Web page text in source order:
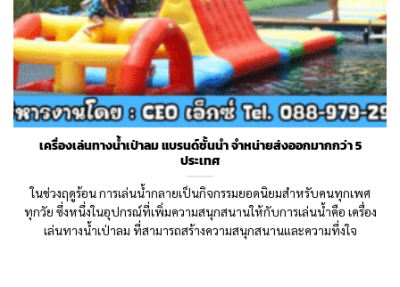
เครื่องเล่นทางน้ำเป่าลม แบรนด์ชั้นนำ จำหน่ายส่งออกมากกว่า 5
ประเทศ
ในช่วงฤดูร้อน การเล่นน้ำกลายเป็นกิจกรรมยอดนิยมสำหรับคนทุกเพศ
ทุกวัย ซึ่งหนึ่งในอุปกรณ์ที่เพิ่มความสนุกสนานให้กับการเล่นน้ำคือ เครื่อง
เล่นทางน้ำเป่าลม ที่สามารถสร้างความสนุกสนานและความทึ่งใจ